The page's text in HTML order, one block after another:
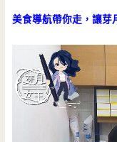
美食導航帶你走，讓芽